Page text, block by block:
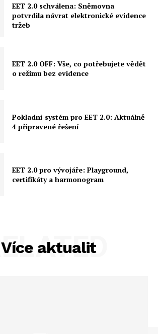
EET 2.0 schválena: Sněmovna
potvrdila návrat elektronické evidence
tržeb
EET 2.0 OFF: Vše, co potřebujete vědět
o režimu bez evidence
Pokladní systém pro EET 2.0: Aktuálně
4 připravené řešení
EET 2.0 pro vývojáře: Playground,
certifikáty a harmonogram
Více aktualit
RELATED